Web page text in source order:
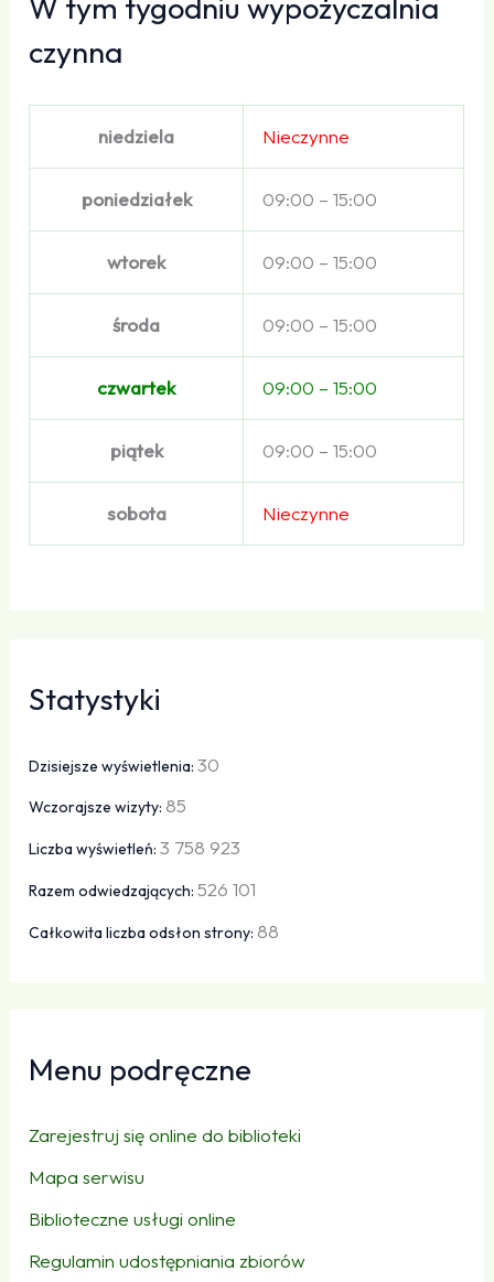
W tym tygodniu wypożyczalnia
czynna
niedziela Nieczynne
poniedziałek 09:00 – 15:00
wtorek 09:00 – 15:00
środa 09:00 – 15:00
czwartek 09:00 – 15:00
piątek 09:00 – 15:00
sobota Nieczynne
Statystyki
Dzisiejsze wyświetlenia:30
Wczorajsze wizyty: 85
Liczba wyświetleń:3 758 923
Razem odwiedzających:526 101
Całkowita liczba odsłon strony: 88
Menu podręczne
Zarejestruj się online do biblioteki
Mapa serwisu
Biblioteczne usługi online
Regulamin udostępniania zbiorów